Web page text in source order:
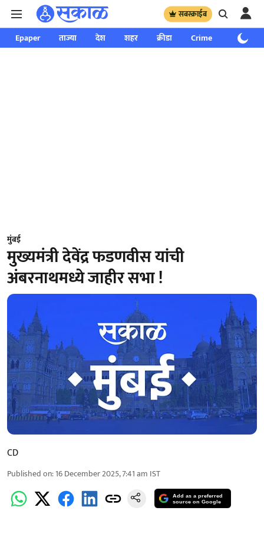
सबस्क्राईब
Epaper ताज्या देश शहर क्रीडा Crime साप्ताहिक
मुंबई
मुख्यमंत्री देवेंद्र फडणवीस यांची
अंबरनाथमध्ये जाहीर सभा !
CD
Published on:16 December 2025, 7:41 am IST
Add as a preferred
source on Google